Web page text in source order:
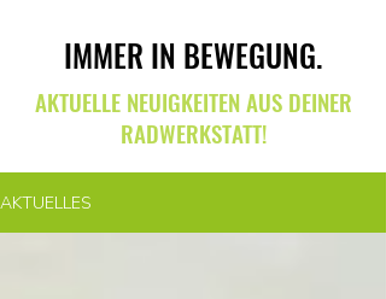
IMMER IN BEWEGUNG.
AKTUELLE NEUIGKEITEN AUS DEINER
RADWERKSTATT!
AKTUELLES